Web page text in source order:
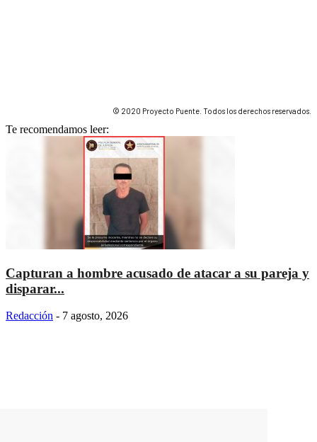
© 2020 Proyecto Puente. Todos los derechos reservados.
Te recomendamos leer:
Capturan a hombre acusado de atacar a su pareja y
disparar...
Redacción - 7 agosto, 2026